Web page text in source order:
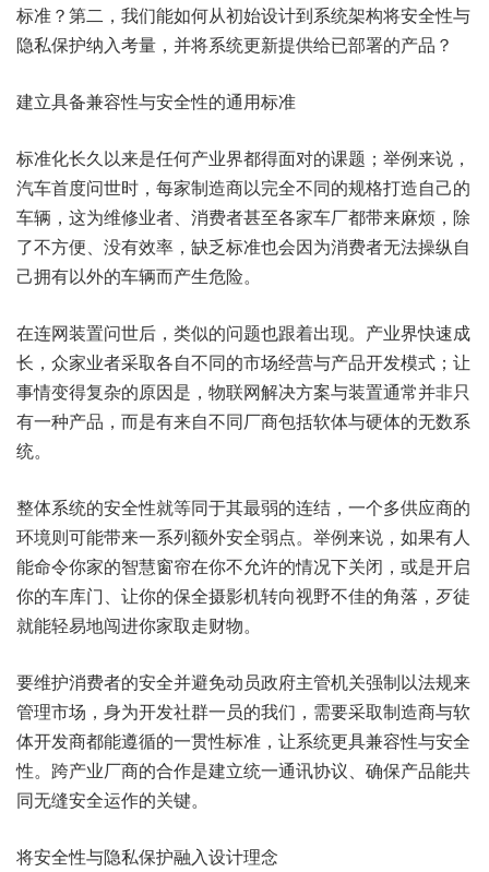
标准？第二，我们能如何从初始设计到系统架构将安全性与
隐私保护纳入考量，并将系统更新提供给已部署的产品？
建立具备兼容性与安全性的通用标准
标准化长久以来是任何产业界都得面对的课题；举例来说，
汽车首度问世时，每家制造商以完全不同的规格打造自己的
车辆，这为维修业者、消费者甚至各家车厂都带来麻烦，除
了不方便、没有效率，缺乏标准也会因为消费者无法操纵自
己拥有以外的车辆而产生危险。
在连网装置问世后，类似的问题也跟着出现。产业界快速成
长，众家业者采取各自不同的市场经营与产品开发模式；让
事情变得复杂的原因是，物联网解决方案与装置通常并非只
有一种产品，而是有来自不同厂商包括软体与硬体的无数系
统。
整体系统的安全性就等同于其最弱的连结，一个多供应商的
环境则可能带来一系列额外安全弱点。举例来说，如果有人
能命令你家的智慧窗帘在你不允许的情况下关闭，或是开启
你的车库门、让你的保全摄影机转向视野不佳的角落，歹徒
就能轻易地闯进你家取走财物。
要维护消费者的安全并避免动员政府主管机关强制以法规来
管理市场，身为开发社群一员的我们，需要采取制造商与软
体开发商都能遵循的一贯性标准，让系统更具兼容性与安全
性。跨产业厂商的合作是建立统一通讯协议、确保产品能共
同无缝安全运作的关键。
将安全性与隐私保护融入设计理念